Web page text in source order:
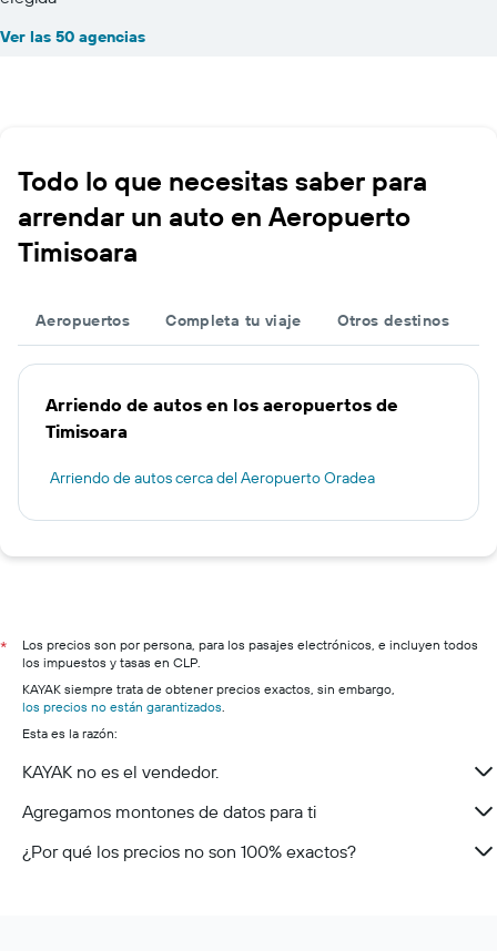
Ver las 50 agencias
Todo lo que necesitas saber para
arrendar un auto en Aeropuerto
Timisoara
Aeropuertos Completa tu viaje Otros destinos
Arriendo de autos en los aeropuertos de
Timisoara
Arriendo de autos cerca del Aeropuerto Oradea
*
Los precios son por persona, para los pasajes electrónicos, e incluyen todos
los impuestos y tasas en CLP.
KAYAK siempre trata de obtener precios exactos, sin embargo,
los precios no están garantizados
Esta es la razón:
KAYAK no es el vendedor.
Agregamos montones de datos para ti
¿Por qué los precios no son 100% exactos?